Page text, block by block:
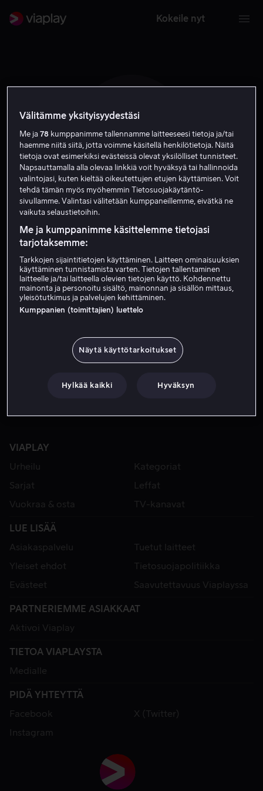
Kokeile nyt
G L
Gwei Lun-Mei
VIAPLAY
Urheilu
Kategoriat
Sarjat
Leffat
Vuokraa & osta
TV-kanavat
LUE LISÄÄ
Asiakaspalvelu
Tuetut laitteet
Yleiset ehdot
Tietosuojapolitiikka
Evästeet
Saavutettavuus Viaplayssa
PARTNERIEMME ASIAKKAAT
Aktivoi Viaplay
TIETOA VIAPLAYSTA
Medialle
PIDÄ YHTEYTTÄ
Facebook
X (Twitter)
Instagram
Välitämme yksityisyydestäsi
Me ja78 kumppanimme tallennamme laitteeseesi tietoja ja/tai
haemme niitä siitä, jotta voimme käsitellä henkilötietoja. Näitä
tietoja ovat esimerkiksi evästeissä olevat yksilölliset tunnisteet.
Napsauttamalla alla olevaa linkkiä voit hyväksyä tai hallinnoida
valintojasi, kuten kieltää oikeutettujen etujen käyttämisen. Voit
tehdä tämän myös myöhemmin Tietosuojakäytäntö-
sivullamme. Valintasi välitetään kumppaneillemme, eivätkä ne
vaikuta selaustietoihin.
Me ja kumppanimme käsittelemme tietojasi
tarjotaksemme:
Tarkkojen sijaintitietojen käyttäminen. Laitteen ominaisuuksien
käyttäminen tunnistamista varten. Tietojen tallentaminen
laitteelle ja/tai laitteella olevien tietojen käyttö. Kohdennettu
mainonta ja personoitu sisältö, mainonnan ja sisällön mittaus,
yleisötutkimus ja palvelujen kehittäminen.
Kumppanien (toimittajien) luettelo
Näytä käyttötarkoitukset
Hylkää kaikki Hyväksyn